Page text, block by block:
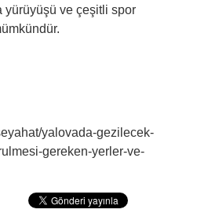
yürüyüşü ve çeşitli spor
yalovada-gezilecek-
gereken-yerler-ve-